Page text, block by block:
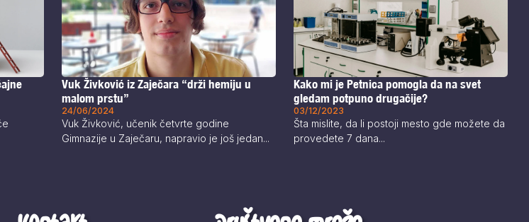
Vuk Živković iz Zaječara “drži hemiju u
malom prstu”
24/06/2024
Vuk Živković, učenik četvrte godine
Gimnazije u Zaječaru, napravio je još jedan...
Kako mi je Petnica pomogla da na svet
gledam potpuno drugačije?
03/12/2023
Šta mislite, da li postoji mesto gde možete da
provedete 7 dana...